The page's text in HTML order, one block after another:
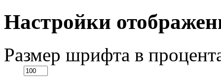
Настройки
Размер шрифта в